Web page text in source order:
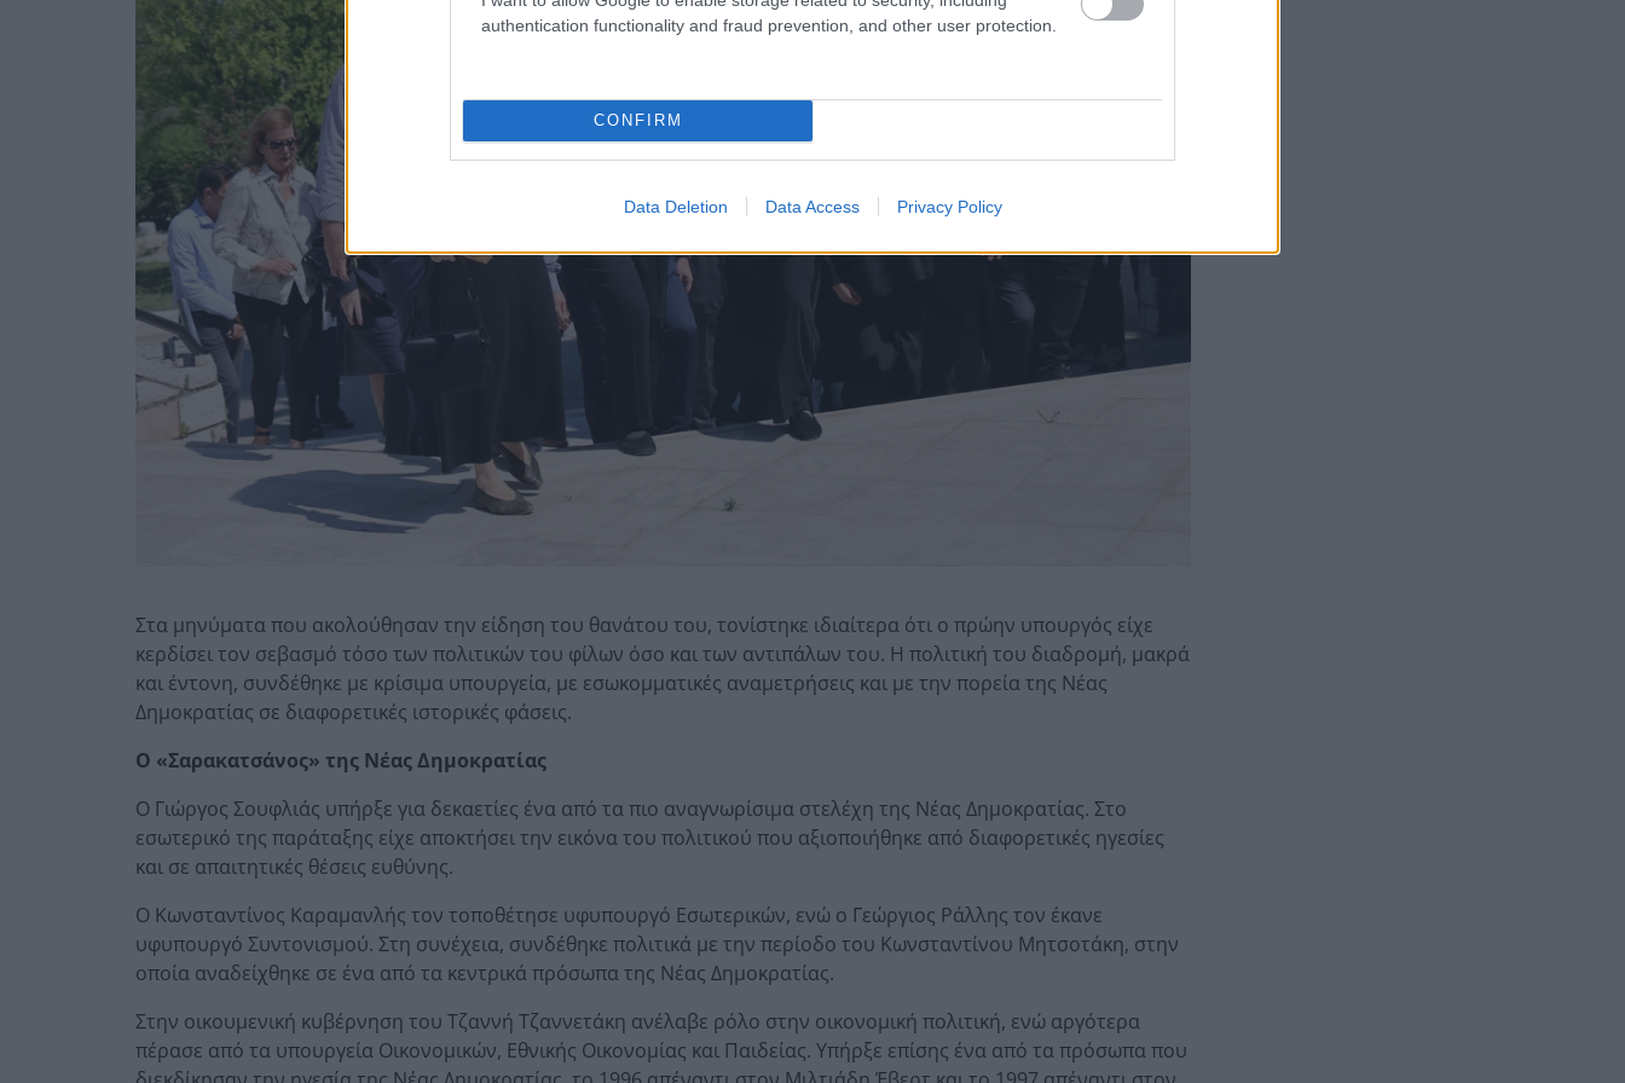
authentication functionality and fraud prevention, and other user protection.
CONFIRM
Data Deletion Data Access Privacy Policy
Στα μηνύματα που ακολούθησαν την είδηση του θανάτου του, τονίστηκε ιδιαίτερα ότι ο πρώην υπουργός είχε
κερδίσει τον σεβασμό τόσο των πολιτικών του φίλων όσο και των αντιπάλων του. Η πολιτική του διαδρομή, μακρά
και έντονη, συνδέθηκε με κρίσιμα υπουργεία, με εσωκομματικές αναμετρήσεις και με την πορεία της Νέας
Δημοκρατίας σε διαφορετικές ιστορικές φάσεις.
Ο «Σαρακατσάνος» της Νέας Δημοκρατίας
Ο Γιώργος Σουφλιάς υπήρξε για δεκαετίες ένα από τα πιο αναγνωρίσιμα στελέχη της Νέας Δημοκρατίας. Στο
εσωτερικό της παράταξης είχε αποκτήσει την εικόνα του πολιτικού που αξιοποιήθηκε από διαφορετικές ηγεσίες
και σε απαιτητικές θέσεις ευθύνης.
Ο Κωνσταντίνος Καραμανλής τον τοποθέτησε υφυπουργό Εσωτερικών, ενώ ο Γεώργιος Ράλλης τον έκανε
υφυπουργό Συντονισμού. Στη συνέχεια, συνδέθηκε πολιτικά με την περίοδο του Κωνσταντίνου Μητσοτάκη, στην
οποία αναδείχθηκε σε ένα από τα κεντρικά πρόσωπα της Νέας Δημοκρατίας.
Στην οικουμενική κυβέρνηση του Τζαννή Τζαννετάκη ανέλαβε ρόλο στην οικονομική πολιτική, ενώ αργότερα
πέρασε από τα υπουργεία Οικονομικών, Εθνικής Οικονομίας και Παιδείας. Υπήρξε επίσης ένα από τα πρόσωπα που